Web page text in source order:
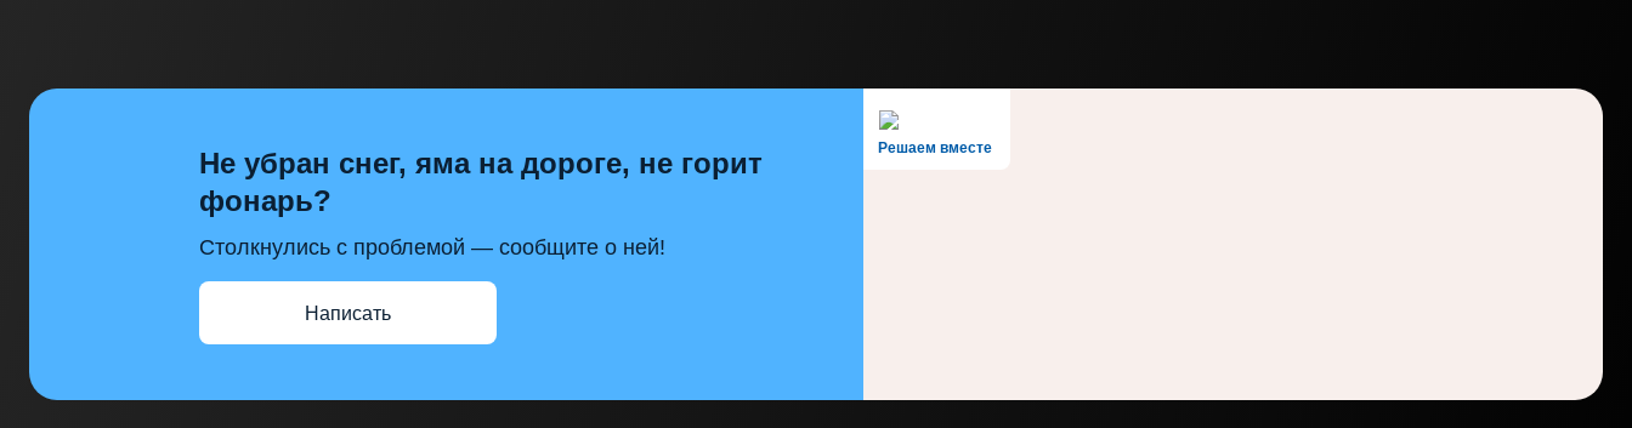
Решаем вместе
Не убран снег, яма на дороге, не горит
фонарь?
Столкнулись с проблемой — сообщите о ней!
Написать